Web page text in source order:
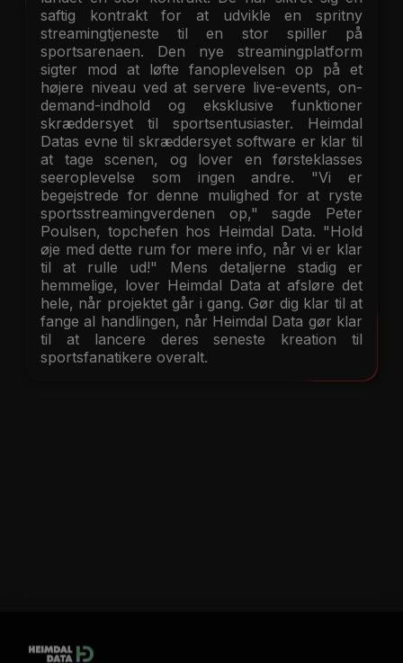
saftig kontrakt for at udvikle en spritny
streamingtjeneste til en stor spiller på
sportsarenaen. Den nye streamingplatform
sigter mod at løfte fanoplevelsen op på et
højere niveau ved at servere live-events, on-
demand-indhold og eksklusive funktioner
skræddersyet til sportsentusiaster. Heimdal
Datas evne til skræddersyet software er klar til
at tage scenen, og lover en førsteklasses
seeroplevelse som ingen andre. "Vi er
begejstrede for denne mulighed for at ryste
sportsstreamingverdenen op," sagde Peter
Poulsen, topchefen hos Heimdal Data. "Hold
øje med dette rum for mere info, når vi er klar
til at rulle ud!" Mens detaljerne stadig er
hemmelige, lover Heimdal Data at afsløre det
hele, når projektet går i gang. Gør dig klar til at
fange al handlingen, når Heimdal Data gør klar
til at lancere deres seneste kreation til
sportsfanatikere overalt.